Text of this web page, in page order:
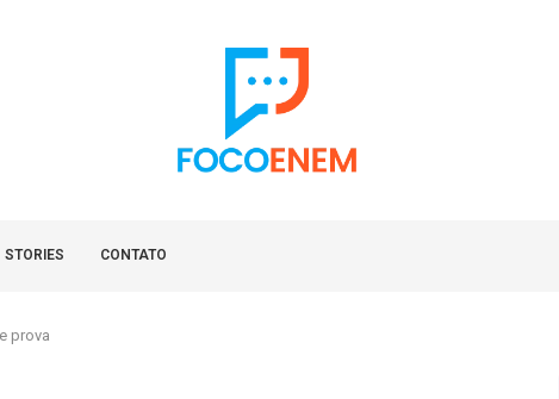
STORIES CONTATO
prova